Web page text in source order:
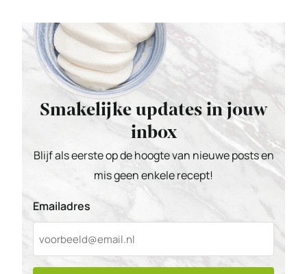
Smakelijke updates in jouw
inbox
Blijf als eerste op de hoogte van nieuwe posts en
mis geen enkele recept!
Emailadres